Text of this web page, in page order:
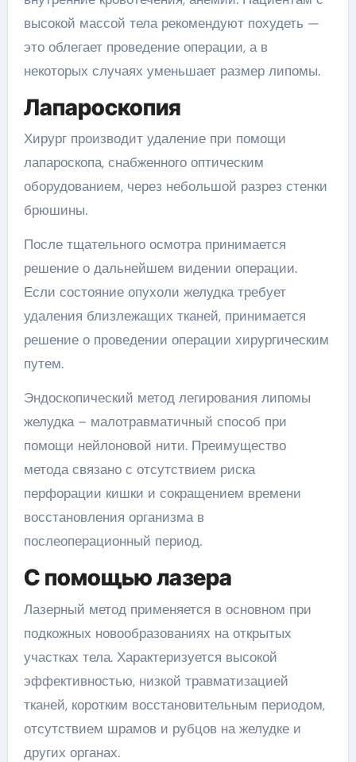
высокой массой тела рекомендуют похудеть —
это облегает проведение операции, а в
некоторых случаях уменьшает размер липомы.
Лапароскопия
Хирург производит удаление при помощи
лапароскопа, снабженного оптическим
оборудованием, через небольшой разрез стенки
брюшины.
После тщательного осмотра принимается
решение о дальнейшем видении операции.
Если состояние опухоли желудка требует
удаления близлежащих тканей, принимается
решение о проведении операции хирургическим
путем.
Эндоскопический метод легирования липомы
желудка – малотравматичный способ при
помощи нейлоновой нити. Преимущество
метода связано с отсутствием риска
перфорации кишки и сокращением времени
восстановления организма в
послеоперационный период.
С помощью лазера
Лазерный метод применяется в основном при
подкожных новообразованиях на открытых
участках тела. Характеризуется высокой
эффективностью, низкой травматизацией
тканей, коротким восстановительным периодом,
отсутствием шрамов и рубцов на желудке и
других органах.